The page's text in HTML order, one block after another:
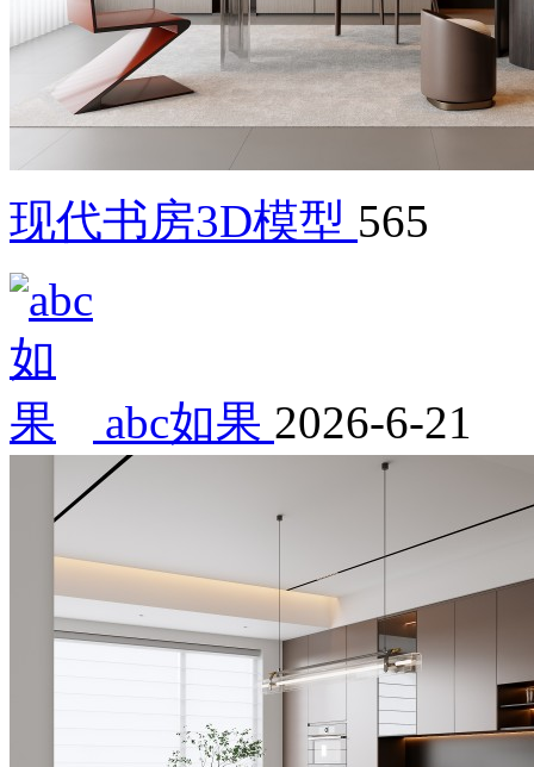
现代书房3D模型 565
abc如果 2026-6-21